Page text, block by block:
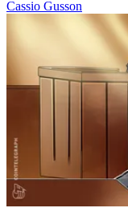
Cassio Gusson